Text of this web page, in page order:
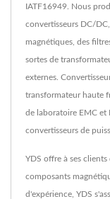
IATF16949. Nous
convertisseurs DC/
magnétiques, des
sortes de
externes.
transformateur haute
de laboratoire EMC et
convertisseurs de
YDS offre à ses
composants
d'expérience, YDS